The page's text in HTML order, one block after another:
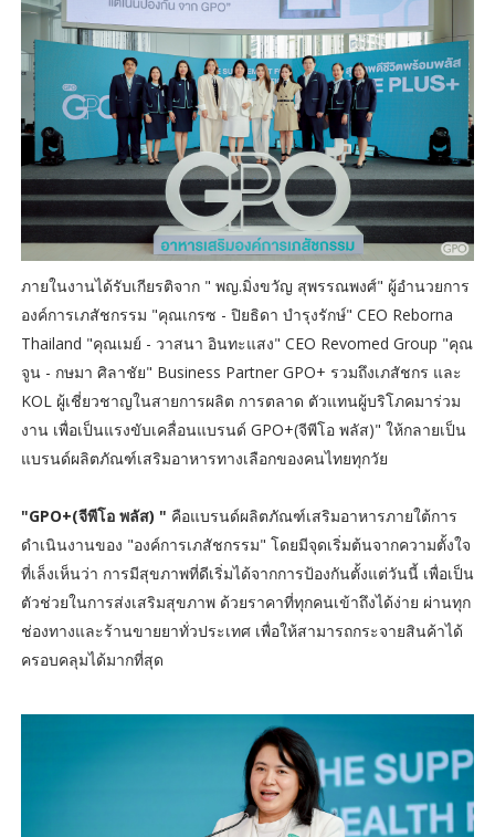
ภายในงานได้รับเกียรติจาก " พญ.มิ่งขวัญ สุพรรณพงศ์" ผู้อำนวยการ
องค์การเภสัชกรรม "คุณเกรซ - ปิยธิดา บำรุงรักษ์" CEO Reborna
Thailand "คุณเมย์ - วาสนา อินทะแสง" CEO Revomed Group "คุณ
จูน - กษมา ศิลาชัย" Business Partner GPO+ รวมถึงเภสัชกร และ
KOL ผู้เชี่ยวชาญในสายการผลิต การตลาด ตัวแทนผู้บริโภคมาร่วม
งาน เพื่อเป็นแรงขับเคลื่อนแบรนด์ GPO+(จีพีโอ พลัส)" ให้กลายเป็น
แบรนด์ผลิตภัณฑ์เสริมอาหารทางเลือกของคนไทยทุกวัย
"GPO+(จีพีโอ พลัส) " คือแบรนด์ผลิตภัณฑ์เสริมอาหารภายใต้การ
ดำเนินงานของ "องค์การเภสัชกรรม" โดยมีจุดเริ่มต้นจากความตั้งใจ
ที่เล็งเห็นว่า การมีสุขภาพที่ดีเริ่มได้จากการป้องกันตั้งแต่วันนี้ เพื่อเป็น
ตัวช่วยในการส่งเสริมสุขภาพ ด้วยราคาที่ทุกคนเข้าถึงได้ง่าย ผ่านทุก
ช่องทางและร้านขายยาทั่วประเทศ เพื่อให้สามารถกระจายสินค้าได้
ครอบคลุมได้มากที่สุด